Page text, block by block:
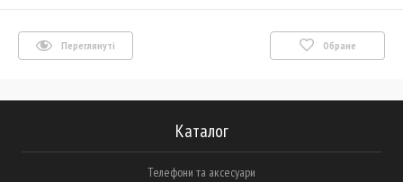
Переглянуті Обране
Каталог
Телефони та аксесуари